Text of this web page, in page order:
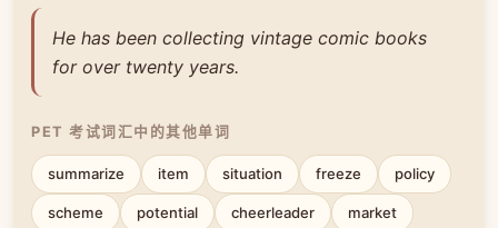
He has been collecting vintage comic books
for over twenty years.
PET 考试词汇中的其他单词
summarize item situation freeze policy
scheme potential cheerleader market